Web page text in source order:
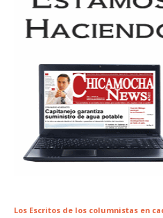
Los Escritos de los columnistas en